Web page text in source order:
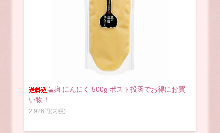
塩麹 にんにく 500g ポスト投函でお得にお買
い物！
2,926円(内税)